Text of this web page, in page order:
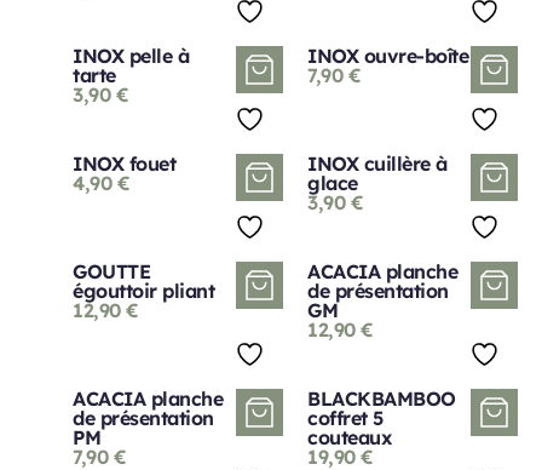
INOX pelle à
tarte
3,90 €
INOX ouvre-boîte
7,90 €
INOX fouet
4,90 €
INOX cuillère à
glace
3,90 €
GOUTTE
égouttoir pliant
12,90 €
ACACIA planche
de présentation
GM
12,90 €
ACACIA planche
de présentation
PM
7,90 €
BLACKBAMBOO
coffret 5
couteaux
19,90 €